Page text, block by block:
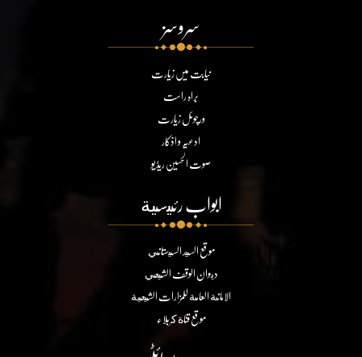
سروسز
نیابت میں زیارت
براہ راست
ورچوئل زیارت
ادعیہ و اذکار
صوت الحسین ریڈیو
ابواب رئيسية
موقع السيد السيستاني
ديوان الوقف الشيعي
الامانة العامة للمزارات الشيعية
موقع قناة كربلاء